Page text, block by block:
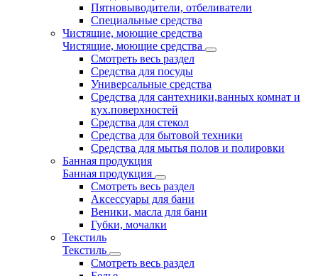
Пятновыводители, отбеливатели
Специальные средства
Чистящие, моющие средства
Чистящие, моющие средства
Смотреть весь раздел
Средства для посуды
Универсальные средства
Средства для сантехники,ванных комнат и
кух.поверхностей
Средства для стекол
Средства для бытовой техники
Средства для мытья полов и полировки
Банная продукция
Банная продукция
Смотреть весь раздел
Аксессуары для бани
Веники, масла для бани
Губки, мочалки
Текстиль
Текстиль
Смотреть весь раздел